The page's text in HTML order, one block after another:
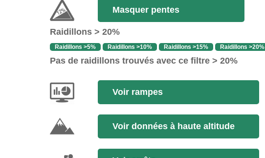
Masquer pentes
Raidillons > 20%
Raidillons >5% Raidillons >10% Raidillons >15% Raidillons >20%
Pas de raidillons trouvés avec ce filtre > 20%
Voir rampes
Voir données à haute altitude